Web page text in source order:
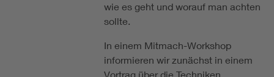
wie es geht und worauf man achten
sollte.
In einem Mitmach-Workshop
informieren wir zunächst in einem
Vortrag über die Techniken,